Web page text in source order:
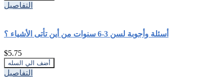
التفاصيل
أسئلة وأجوبة لسن 3-6 سنوات من أين تأتى الأشياء ؟
$5.75
التفاصيل